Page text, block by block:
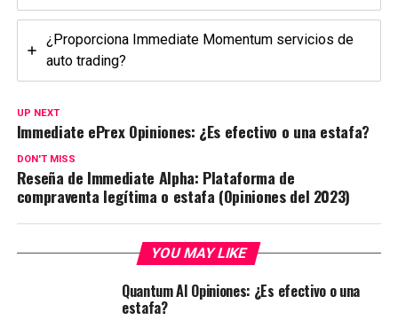
¿Proporciona Immediate Momentum servicios de
auto trading?
UP NEXT
Immediate ePrex Opiniones: ¿Es efectivo o una estafa?
DON'T MISS
Reseña de Immediate Alpha: Plataforma de
compraventa legítima o estafa (Opiniones del 2023)
YOU MAY LIKE
Quantum AI Opiniones: ¿Es efectivo o una
estafa?